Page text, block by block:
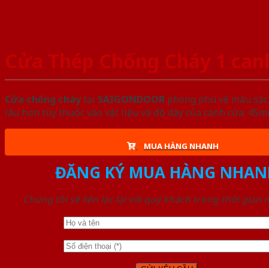
Cửa Thép Chống Cháy 1
Cửa chống cháytại SAIGONDOOR phong phú về màu
lâu hơn tùy thuộc vào vật liệu và độ dày của cánh cửa:
MUA HÀNG NHANH
ĐĂNG KÝ MUA HÀNG
Chúng tôi sẽ liên lạc lại với quý khách trong thời gian